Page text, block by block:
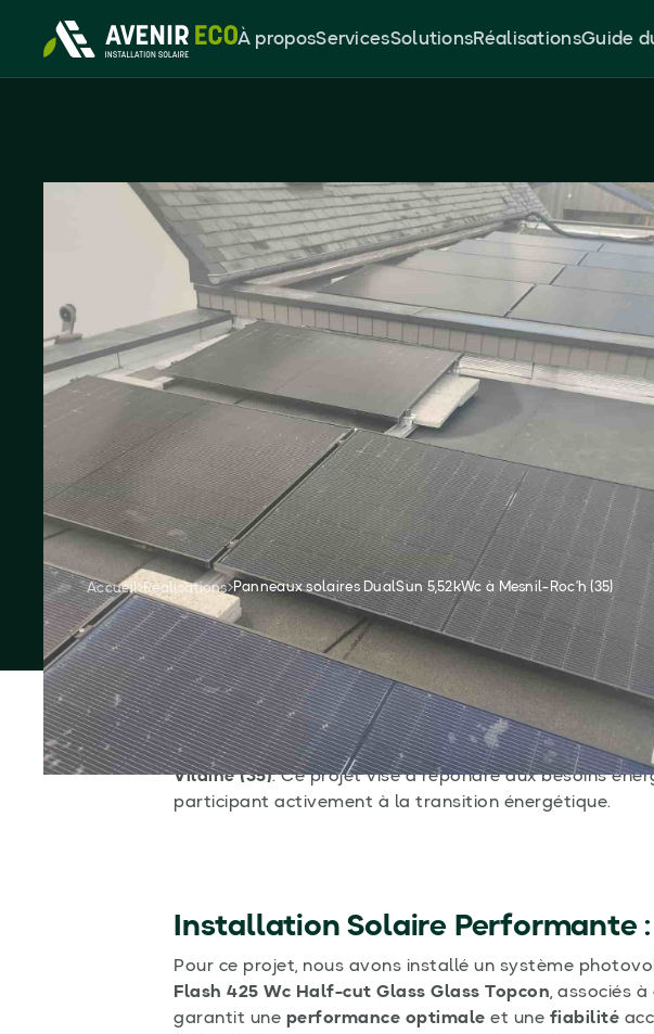
À proposServicesSolutionsRéalisationsGuide
Panneaux solaires
DualSun 5,52kWc à
Mesnil-Roc’h (35)
5,52
kWc
Puissances des panneaux
32%
Économies réalisées
11 ans
Retour sur
Demandez votre devis gratuit
Accueil Réalisations Panneaux solaires DualSun 5,52kWc à Mesnil-Roc’h (35)
Cette année, nous avons eu le plaisir d'intervenir sur
autoconsommation avec vente de surplus, dans la
Vilaine (35). Ce projet vise à répondre aux besoins
participant activement à la transition énergétique.
Installation Solaire Performante
Pour ce projet, nous avons installé un système
Flash 425 Wc Half-cut Glass Glass Topcon, associés à
garantit une performance optimale et une fiabilité